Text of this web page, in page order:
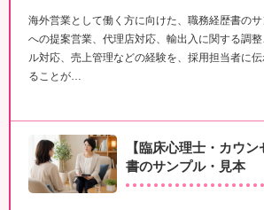
海外営業として働く方に向けた、職務経歴書の
への提案営業、代理店対応、輸出入に関する調
ル対応、売上管理などの経験を、採用担当者に
ることが…
【臨床心理士・カウ
書のサンプル・見本